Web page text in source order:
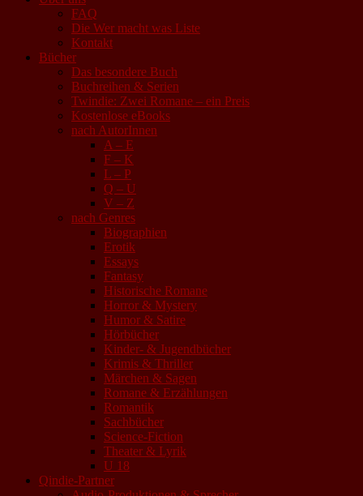
FAQ
Die Wer macht was Liste
Kontakt
Bücher
Das besondere Buch
Buchreihen & Serien
Twindie: Zwei Romane – ein Preis
Kostenlose eBooks
nach AutorInnen
A – E
F – K
L – P
Q – U
V – Z
nach Genres
Biographien
Erotik
Essays
Fantasy
Historische Romane
Horror & Mystery
Humor & Satire
Hörbücher
Kinder- & Jugendbücher
Krimis & Thriller
Märchen & Sagen
Romane & Erzählungen
Romantik
Sachbücher
Science-Fiction
Theater & Lyrik
U 18
Qindie-Partner